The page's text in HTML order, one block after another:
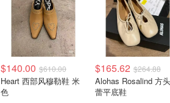
$140.00 $610.00
Heart 西部风穆勒鞋 米
色
$165.62 $264.88
Alohas Rosalind 方
蕾平底鞋